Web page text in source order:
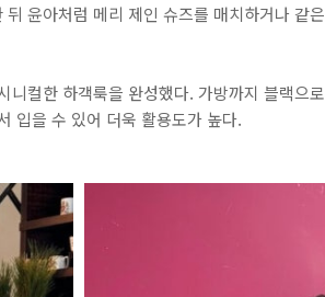
윤아처럼 메리 제인 슈즈를 매치하거나 같
컬한 하객룩을 완성했다. 가방까지 블랙으
입을 수 있어 더욱 활용도가 높다.